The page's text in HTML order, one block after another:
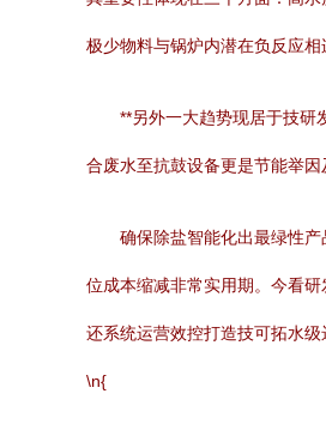
极少物料与锅炉内潜在负反应
**另外一大趋势现居于技研
合废水至抗鼓设备更是节能举
确保除盐智能化出最绿性
位成本缩减非常实用期。今看
还系统运营效控打造技可拓水级
\n{